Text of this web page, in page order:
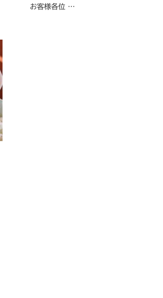
お客様各位 …